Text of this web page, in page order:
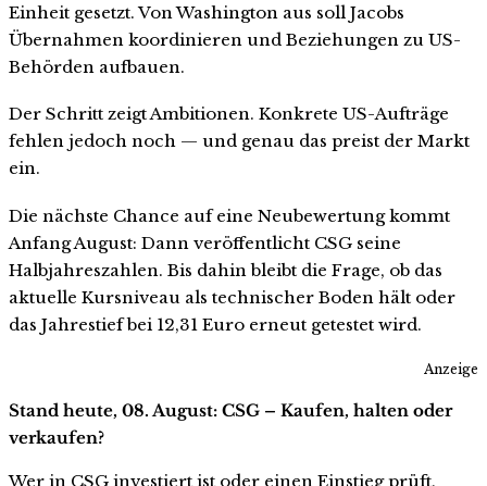
Einheit gesetzt. Von Washington aus soll Jacobs
Übernahmen koordinieren und Beziehungen zu US-
Behörden aufbauen.
Der Schritt zeigt Ambitionen. Konkrete US-Aufträge
fehlen jedoch noch — und genau das preist der Markt
ein.
Die nächste Chance auf eine Neubewertung kommt
Anfang August: Dann veröffentlicht CSG seine
Halbjahreszahlen. Bis dahin bleibt die Frage, ob das
aktuelle Kursniveau als technischer Boden hält oder
das Jahrestief bei 12,31 Euro erneut getestet wird.
Anzeige
Stand heute, 08. August: CSG – Kaufen, halten oder
verkaufen?
Wer in CSG investiert ist oder einen Einstieg prüft,